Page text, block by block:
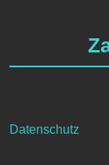
Datenschutz